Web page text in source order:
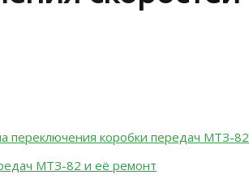
переключения коробки передач МТЗ-82
МТЗ-82 и её ремонт